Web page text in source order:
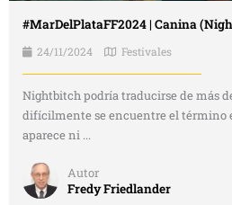
#MarDelPlataFF2024 | Canina
24/11/2024 Festivales
Nightbitch podría traducirse de más
difícilmente se encuentre el término
aparece ni ...
Autor
Fredy Friedlander